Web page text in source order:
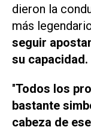
dieron la
más
seguir
su capacidad.
"Todos los
bastante
cabeza de